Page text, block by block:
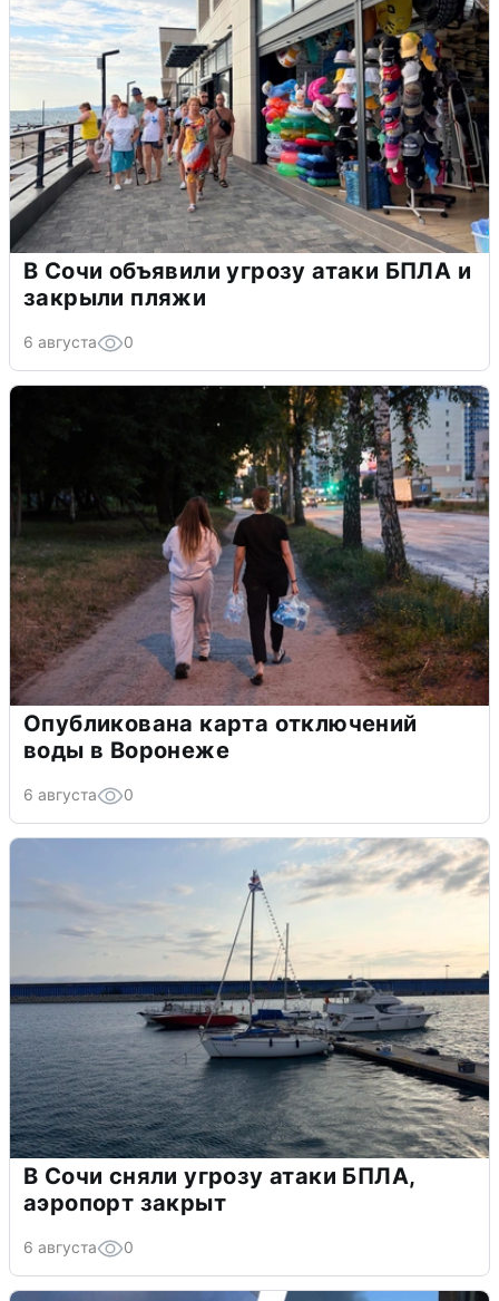
В Сочи объявили угрозу атаки БПЛА и
закрыли пляжи
6 августа 0
Опубликована карта отключений
воды в Воронеже
6 августа 0
В Сочи сняли угрозу атаки БПЛА,
аэропорт закрыт
6 августа 0